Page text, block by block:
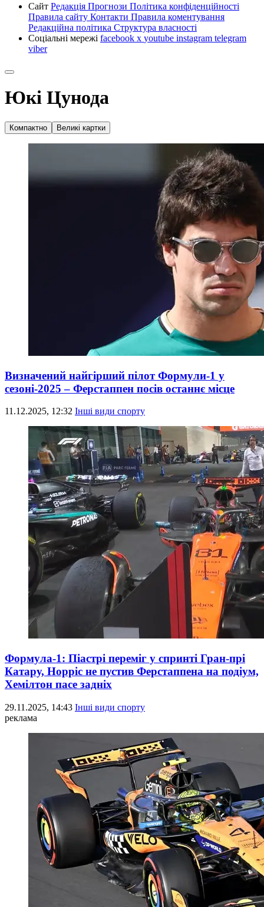
Сайт Редакція Прогнози Політика конфіденційності
Правила сайту Контакти Правила коментування
Редакційна політика Структура власності
Соціальні мережі facebook x youtube instagram telegram
viber
Юкі Цунода
Компактно Великі картки
Визначений найгірший пілот Формули-1 у
сезоні-2025 – Ферстаппен посів останнє місце
11.12.2025, 12:32 Інші види спорту
Формула-1: Піастрі переміг у спринті Гран-прі
Катару, Норріс не пустив Ферстаппена на подіум,
Хемілтон пасе задніх
29.11.2025, 14:43 Інші види спорту
реклама